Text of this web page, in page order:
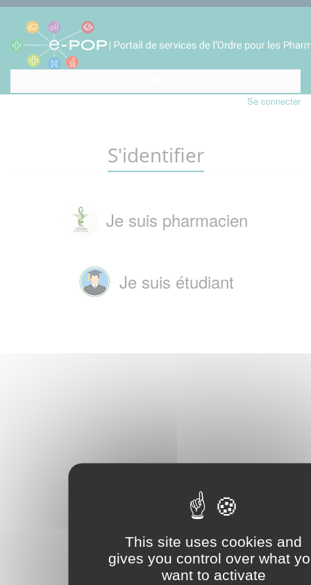
This site uses cookies and
gives you control over what
want to activate
Se connecter
S'identifier
Je suis pharmacien
Je suis étudiant